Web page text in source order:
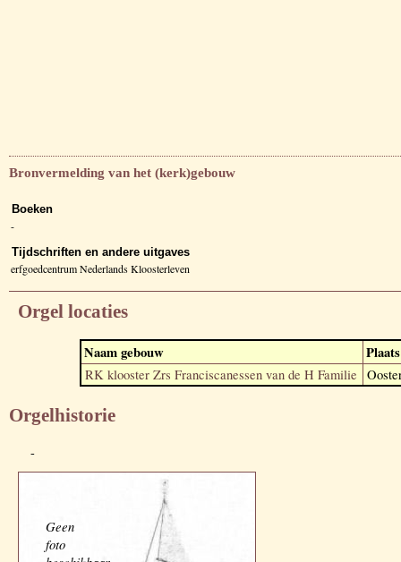
Bronvermelding van het (kerk)gebouw
Boeken
-
Tijdschriften en andere uitgaves
erfgoedcentrum Nederlands Kloosterleven
Orgel locaties
Naam gebouw Plaats
RK klooster Zrs Franciscanessen van de H Familie
Orgelhistorie
-
Geen
foto